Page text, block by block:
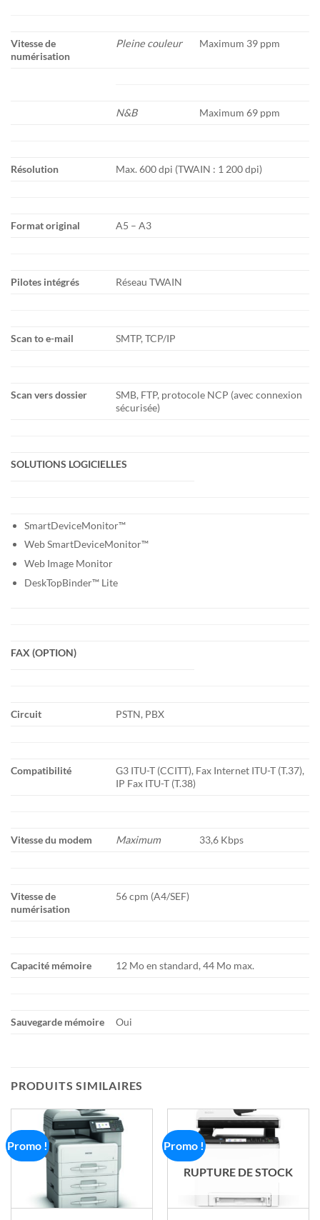
Vitesse de
numérisation
Pleine couleur Maximum 39 ppm
N&B Maximum 69 ppm
Résolution Max. 600 dpi (TWAIN : 1 200 dpi)
Format original A5 – A3
Pilotes intégrés Réseau TWAIN
Scan to e-mail SMTP, TCP/IP
Scan vers dossier
SMB, FTP, protocole NCP (avec connexion
sécurisée)
SOLUTIONS LOGICIELLES
SmartDeviceMonitor™
Web SmartDeviceMonitor™
Web Image Monitor
DeskTopBinder™ Lite
FAX (OPTION)
Circuit PSTN, PBX
Compatibilité
G3 ITU-T (CCITT), Fax Internet ITU-T (T.37),
IP Fax ITU-T (T.38)
Vitesse du modem Maximum 33,6 Kbps
Vitesse de
numérisation
56 cpm (A4/SEF)
Capacité mémoire 12 Mo en standard, 44 Mo max.
Sauvegarde mémoire Oui
PRODUITS SIMILAIRES
Promo !
Promo !
RUPTURE DE STOCK